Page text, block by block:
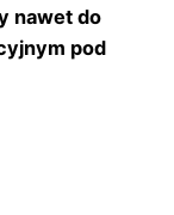
nawet do
pod